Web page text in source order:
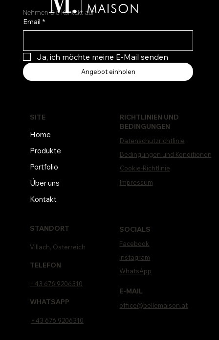
Home
Produkte
Portfolio
Über uns
Kontakt
SITE
RICHTLINIEN UND
BEDINGUNGEN
Datenschutzrichtlinie
Bedingungen und Konditionen
Impressum
Cookie-Richtlinie
SOCIALS
Facebook
Instagram
WhatsApp
office@bellemaison.at
E-MAIL
STANDORT
Villach, Österreich
TELEFON
+43 676 9206310
WHATSAPP
+43 676 9206310
Nehmen Sie Kontakt auf
Email *
Ja, ich möchte meine E-Mail senden
Angebot einholen